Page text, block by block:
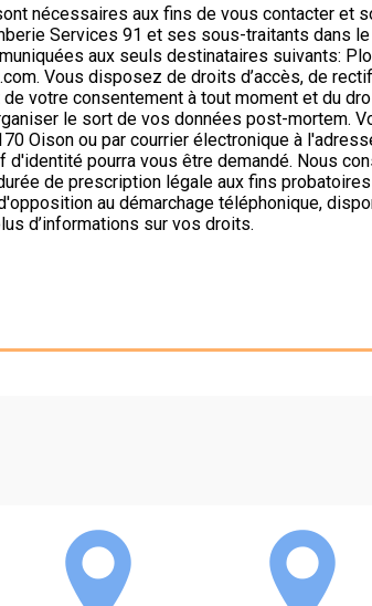
nécessaires aux fins de vous contacter et
Services 91 et ses sous-traitants dans
aux seuls destinataires suivants:
Vous disposez de droits d’accès, de
votre consentement à tout moment et du
le sort de vos données post-mortem.
Oison ou par courrier électronique à
pourra vous être demandé. Nous
de prescription légale aux fins
au démarchage téléphonique,
d’informations sur vos droits.